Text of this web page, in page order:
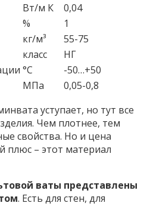
Вт/м К
0,04
%
1
кг/м³
55-75
класс
НГ
°С
-50…+50
МПа
0,05-0,8
уступает, но тут все
Чем плотнее, тем
свойства. Но и цена
плюс – этот материал
ваты представлены
. Есть для стен, для